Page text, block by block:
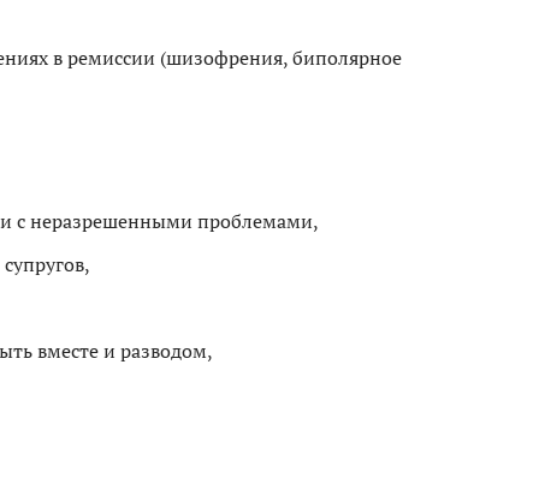
в ремиссии (шизофрения, биполярное
с неразрешенными проблемами,
вместе и разводом,